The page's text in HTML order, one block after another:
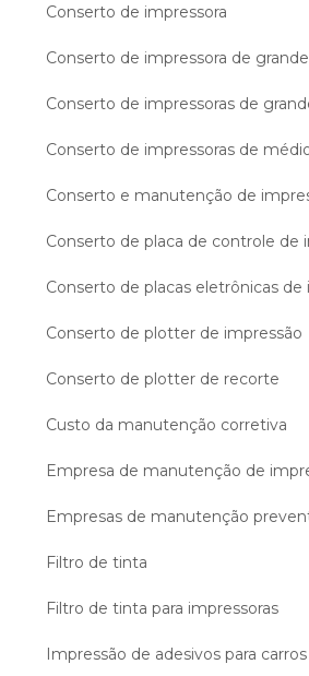
Conserto de impressora
Conserto de impressora de
Conserto de impressoras de
Conserto de impressoras de
Conserto e manutenção de
Conserto de placa de controle de
Conserto de placas eletrônicas de
Conserto de plotter de impressão
Conserto de plotter de recorte
Custo da manutenção corretiva
Empresa de manutenção de
Empresas de manutenção
Filtro de tinta
Filtro de tinta para impressoras
Impressão de adesivos para carros